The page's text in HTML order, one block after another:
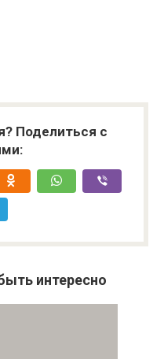
Поделиться с
интересно